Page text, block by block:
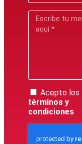
Acepto los
términos y
condiciones